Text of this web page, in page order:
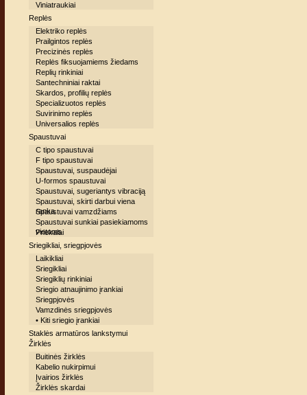
Viniatraukiai
Replės
Elektriko replės
Prailgintos replės
Precizinės replės
Replės fiksuojamiems žiedams
Replių rinkiniai
Santechniniai raktai
Skardos, profilių replės
Specializuotos replės
Suvirinimo replės
Universalios replės
Spaustuvai
C tipo spaustuvai
F tipo spaustuvai
Spaustuvai, suspaudėjai
U-formos spaustuvai
Spaustuvai, sugeriantys vibraciją
Spaustuvai, skirti darbui viena
ranka
Spaustuvai vamzdžiams
Spaustuvai sunkiai pasiekiamoms
vietoms
Priekalai
Sriegikliai, sriegpjovės
Laikikliai
Sriegikliai
Sriegiklių rinkiniai
Sriegio atnaujinimo įrankiai
Sriegpjovės
Vamzdinės sriegpjovės
• Kiti sriegio įrankiai
Staklės armatūros lankstymui
Žirklės
Buitinės žirklės
Kabelio nukirpimui
Įvairios žirklės
Žirklės skardai